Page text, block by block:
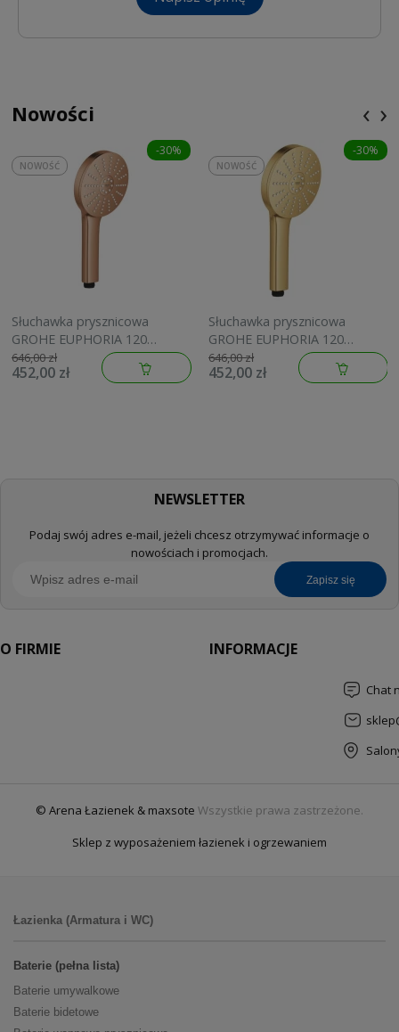
Nowości
-30%
Słuchawka prysznicowa
GROHE EUPHORIA 120
brushed warm sunset
134883DL00
646,00 zł
452,00 zł
NOWOŚĆ
-30%
Słuchawka prysznicowa
GROHE EUPHORIA 120
brushed cool sunrise
134883GN00
646,00 zł
452,00 zł
NOWOŚĆ
‹ ›
NEWSLETTER
Podaj swój adres e-mail, jeżeli chcesz otrzymywać informacje o
nowościach i promocjach.
zapisz się
O FIRMIE INFORMACJE
Chat
© Arena Łazienek & maxsote Wszystkie prawa zastrzeżone.
Sklep z wyposażeniem łazienek i ogrzewaniem
Łazienka (Armatura i WC)
Baterie (pełna lista)
Baterie umywalkowe
Baterie bidetowe